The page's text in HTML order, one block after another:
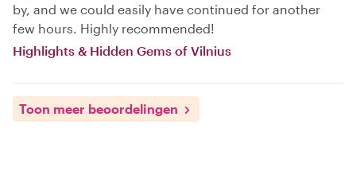
by, and we could easily have continued for another
few hours. Highly recommended!
Highlights & Hidden Gems of Vilnius
Toon meer beoordelingen